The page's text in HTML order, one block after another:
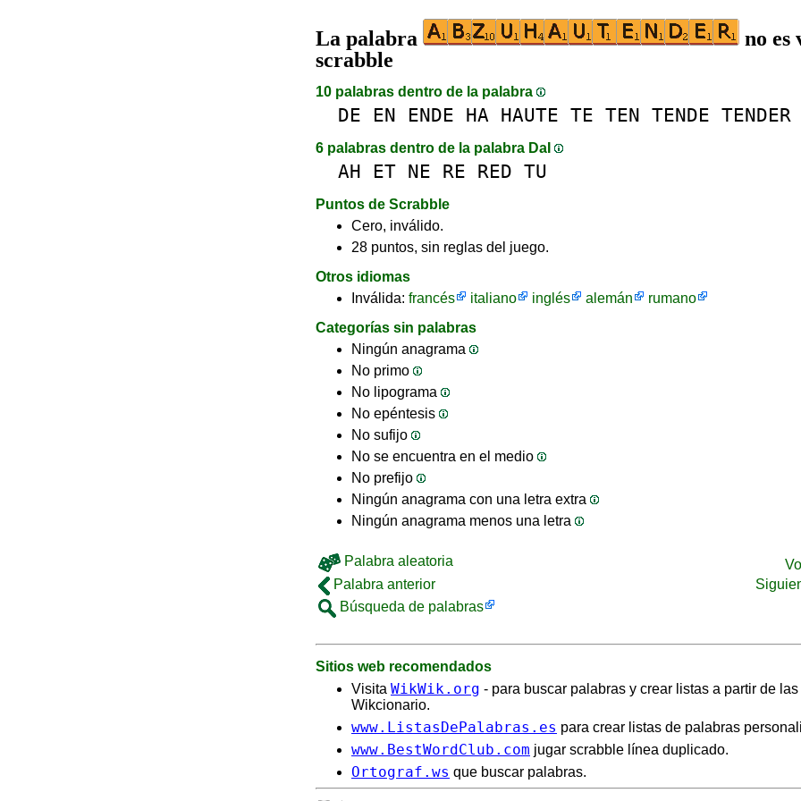
La palabra
no es
scrabble
10 palabras dentro de la palabra
DE EN ENDE HA HAUTE TE TEN TENDE TENDER
6 palabras dentro de la palabra DaI
AH ET NE RE RED TU
Puntos de Scrabble
Cero, inválido.
28 puntos, sin reglas del juego.
Otros idiomas
Inválida: francés italiano inglés alemán
rumano
Categorías sin palabras
Ningún anagrama
No primo
No lipograma
No epéntesis
No sufijo
No se encuentra en el medio
No prefijo
Ningún anagrama con una letra extra
Ningún anagrama menos una letra
Palabra aleatoria
Palabra anterior
Búsqueda de palabras
Sitios web recomendados
Visita WikWik.org - para buscar palabras y crear listas a partir de
Wikcionario.
www.ListasDePalabras.es para crear listas de palabras
www.BestWordClub.com jugar scrabble línea duplicado.
Ortograf.ws que buscar palabras.